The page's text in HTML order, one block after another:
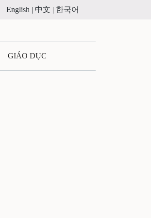
English | 中文 | 한국어
GIÁO DỤC